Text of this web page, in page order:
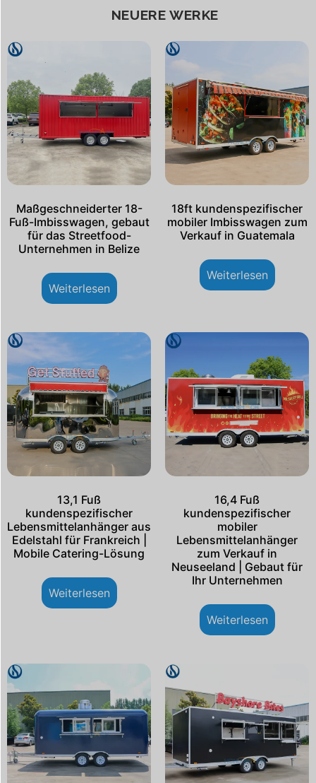
NEUERE WERKE
Maßgeschneiderter 18-
Fuß-Imbisswagen, gebaut
für das Streetfood-
Unternehmen in Belize
Weiterlesen
18ft kundenspezifischer
mobiler Imbisswagen zum
Verkauf in Guatemala
Weiterlesen
13,1 Fuß
kundenspezifischer
Lebensmittelanhänger aus
Edelstahl für Frankreich |
Mobile Catering-Lösung
Weiterlesen
16,4 Fuß
kundenspezifischer
mobiler
Lebensmittelanhänger
zum Verkauf in
Neuseeland | Gebaut für
Ihr Unternehmen
Weiterlesen